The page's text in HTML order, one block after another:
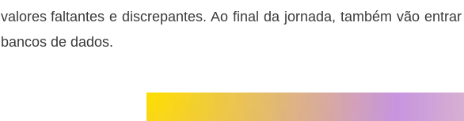
valores faltantes e discrepantes. Ao final da jornada, também vão
bancos de dados.